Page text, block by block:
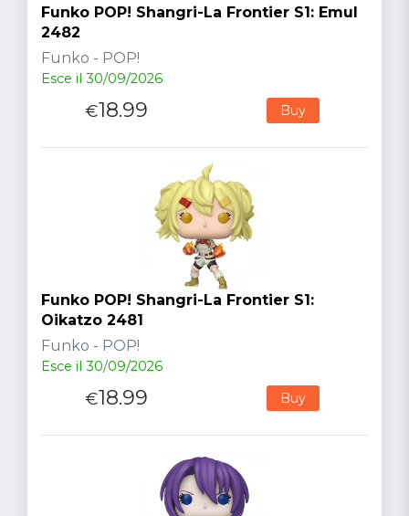
Funko POP! Shangri-La Frontier S1: Emul
2482
Funko - POP!
Esce il 30/09/2026
€18.99 Buy
Funko POP! Shangri-La Frontier S1:
Oikatzo 2481
Funko - POP!
Esce il 30/09/2026
€18.99 Buy